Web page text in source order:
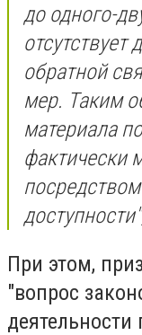
до одного-
обратной
мер. Таким
материала
фактически
При этом,
"вопрос
деятельности